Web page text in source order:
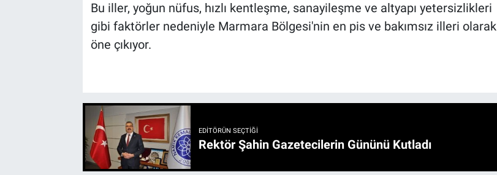
Bu iller, yoğun nüfus, hızlı kentleşme, sanayileşme ve altyapı yetersizlikleri
gibi faktörler nedeniyle Marmara Bölgesi'nin en pis ve bakımsız illeri olarak
öne çıkıyor.
EDITÖRÜN SEÇTIĞI
Rektör Şahin Gazetecilerin Gününü Kutladı